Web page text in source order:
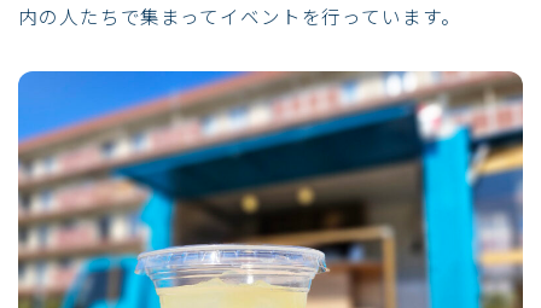
内の人たちで集まってイベントを行っています。